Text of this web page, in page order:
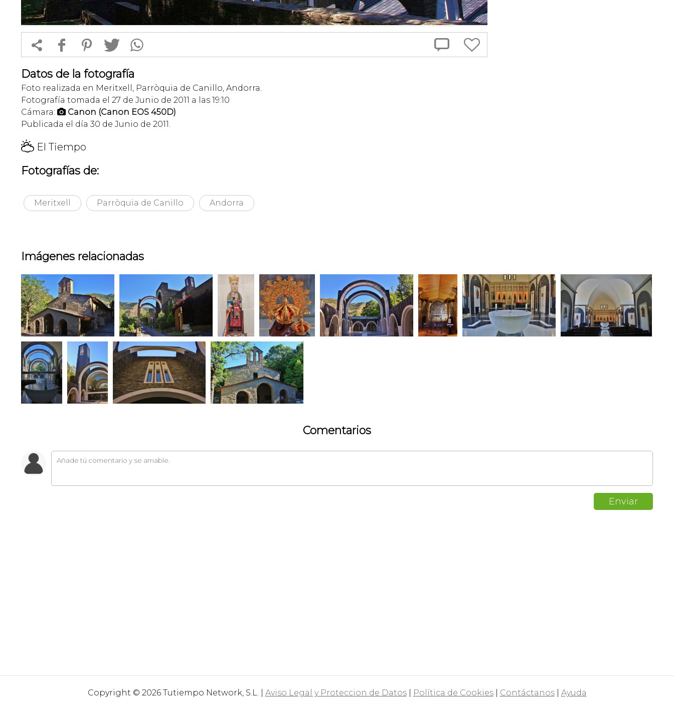
 f 1 T  
Datos de la fotografía
Foto realizada en Meritxell, Parròquia de Canillo, Andorra.
Fotografía tomada el 27 de Junio de 2011 a las 19:10
Cámara:  Canon (Canon EOS 450D)
Publicada el día 30 de Junio de 2011.
H El Tiempo
Fotografías de:
Meritxell Parròquia de Canillo Andorra
Imágenes relacionadas
Comentarios
Copyright © 2026 Tutiempo Network, S.L. | Aviso Legal y Proteccion de Datos| Política de Cookies| Contáctanos| Ayuda